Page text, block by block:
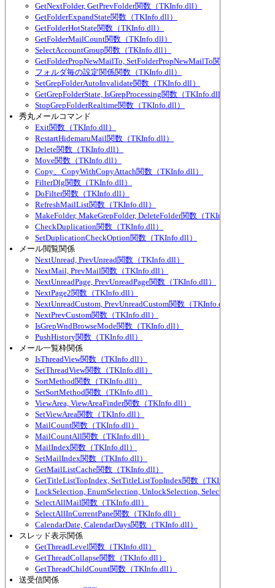
GetNextFolder, GetPrevFolder関数（TKInfo.dll）
GetFolderExpandState関数（TKInfo.dll）
GetFolderHotState関数（TKInfo.dll）
GetFolderMailCount関数（TKInfo.dll）
SelectAccountGroup関数（TKInfo.dll）
GetFolderPropNewMailTo, SetFolderPropNewMailTo関数（TKInfo.dll
フォルダ毎の設定関係関数（TKInfo.dll）
SetGrepFolderAutoInvalidate関数（TKInfo.dll）
GetGrepFolderState, IsGrepProcessing関数（TKInfo.dll）
StopGrepFolderRealtime関数（TKInfo.dll）
秀丸メールコマンド
Exit関数（TKInfo.dll）
RestartHidemaruMail関数（TKInfo.dll）
Delete関数（TKInfo.dll）
Move関数（TKInfo.dll）
Copy、CopyWithCopyAttach関数（TKInfo.dll）
FilterDlg関数（TKInfo.dll）
DoFilter関数（TKInfo.dll）
RefreshMailList関数（TKInfo.dll）
MakeFolder, MakeGrepFolder, DeleteFolder関数（TKInfo.dll）
CheckDuplication関数（TKInfo.dll）
SetDuplicationCheckOption関数（TKInfo.dll）
メール閲覧関係
NextUnread, PrevUnread関数（TKInfo.dll）
NextMail, PrevMail関数（TKInfo.dll）
NextUnreadPage, PrevUnreadPage関数（TKInfo.dll）
NextPage2関数（TKInfo.dll）
NextUnreadCustom, PrevUnreadCustom関数（TKInfo.dll）
NextPrevCustom関数（TKInfo.dll）
IsGrepWndBrowseMode関数（TKInfo.dll）
PushHistory関数（TKInfo.dll）
メール一覧枠関係
IsThreadView関数（TKInfo.dll）
SetThreadView関数（TKInfo.dll）
SortMethod関数（TKInfo.dll）
SetSortMethod関数（TKInfo.dll）
ViewArea, ViewAreaFinder関数（TKInfo.dll）
SetViewArea関数（TKInfo.dll）
MailCount関数（TKInfo.dll）
MailCountAll関数（TKInfo.dll）
MailIndex関数（TKInfo.dll）
SetMailIndex関数（TKInfo.dll）
GetMailListCache関数（TKInfo.dll）
GetTitleListTopIndex, SetTitleListTopIndex関数（TKInfo.dll）
LockSelection, EnumSelection, UnlockSelection, SelectedMailCount
SelectAllMail関数（TKInfo.dll）
SelectAllInCurrentPane関数（TKInfo.dll）
CalendarDate, CalendarDays関数（TKInfo.dll）
スレッド表示関係
GetThreadLevel関数（TKInfo.dll）
GetThreadCollapse関数（TKInfo.dll）
GetThreadChildCount関数（TKInfo.dll）
送受信関係